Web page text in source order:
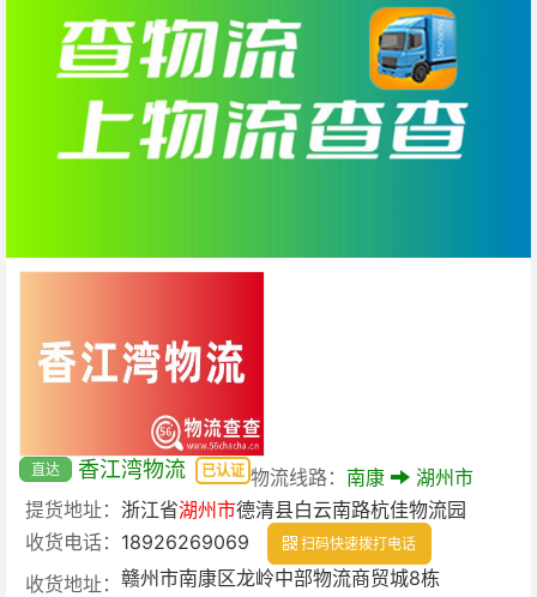
直达 香江湾物流 已认证 物流线路： 南康
湖州市
提货地址： 浙江省湖州市德清县白云南路杭佳物流园
收货电话： 18926269069 扫码快速拨打电话
收货地址： 赣州市南康区龙岭中部物流商贸城8栋